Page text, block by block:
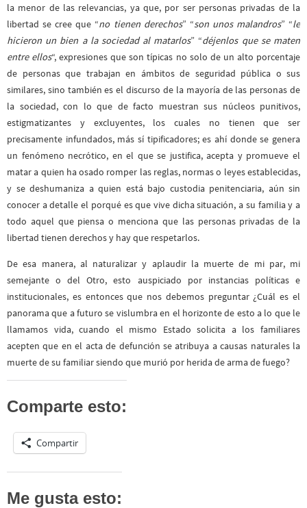
la menor de las relevancias, ya que, por ser personas privadas de la
libertad se cree que “no tienen derechos” “son unos malandros” “le
hicieron un bien a la sociedad al matarlos” “déjenlos que se maten
entre ellos“, expresiones que son típicas no solo de un alto porcentaje
de personas que trabajan en ámbitos de seguridad pública o sus
similares, sino también es el discurso de la mayoría de las personas de
la sociedad, con lo que de facto muestran sus núcleos punitivos,
estigmatizantes y excluyentes, los cuales no tienen que ser
precisamente infundados, más sí tipificadores; es ahí donde se genera
un fenómeno necrótico, en el que se justifica, acepta y promueve el
matar a quien ha osado romper las reglas, normas o leyes establecidas,
y se deshumaniza a quien está bajo custodia penitenciaria, aún sin
conocer a detalle el porqué es que vive dicha situación, a su familia y a
todo aquel que piensa o menciona que las personas privadas de la
libertad tienen derechos y hay que respetarlos.
De esa manera, al naturalizar y aplaudir la muerte de mi par, mi
semejante o del Otro, esto auspiciado por instancias políticas e
institucionales, es entonces que nos debemos preguntar ¿Cuál es el
panorama que a futuro se vislumbra en el horizonte de esto a lo que le
llamamos vida, cuando el mismo Estado solicita a los familiares
acepten que en el acta de defunción se atribuya a causas naturales la
muerte de su familiar siendo que murió por herida de arma de fuego?
Comparte esto:
Compartir
Me gusta esto: